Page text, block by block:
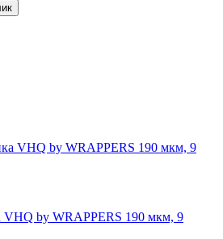
VHQ by WRAPPERS 190 мкм, 9